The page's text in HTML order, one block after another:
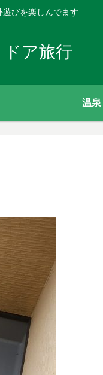
びを楽しんでます
ア旅行
温泉